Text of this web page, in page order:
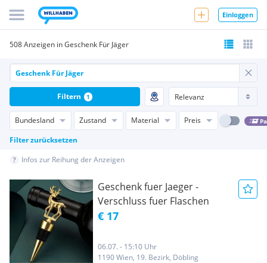
Einloggen
508 Anzeigen in Geschenk Für Jäger
Bundesland Zustand Material Preis
Filter zurücksetzen
Filtern 1
Infos zur Reihung der Anzeigen
Geschenk fuer Jaeger -
Verschluss fuer Flaschen
€ 17
06.07. - 15:10 Uhr
1190 Wien, 19. Bezirk, Döbling